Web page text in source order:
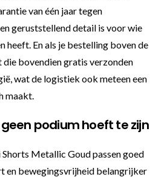
van één jaar tegen
geruststellend detail is voor wie
heeft. En als je bestelling boven de
bovendien gratis verzonden
wat de logistiek ook meteen een
maakt.
podium hoeft te zijn
Metallic Goud passen goed
en bewegingsvrijheid belangrijker